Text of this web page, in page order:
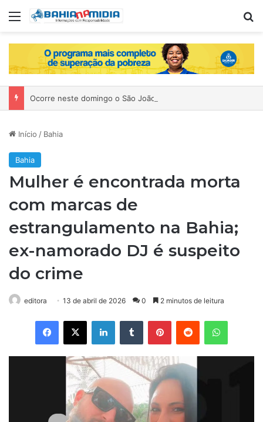
Menu
Início / Bahia
Bahia
Mulher é encontrada morta
com marcas de
estrangulamento na Bahia;
ex-namorado DJ é suspeito
do crime
editora 13 de abril de 2026 0 2 minutos de leitura